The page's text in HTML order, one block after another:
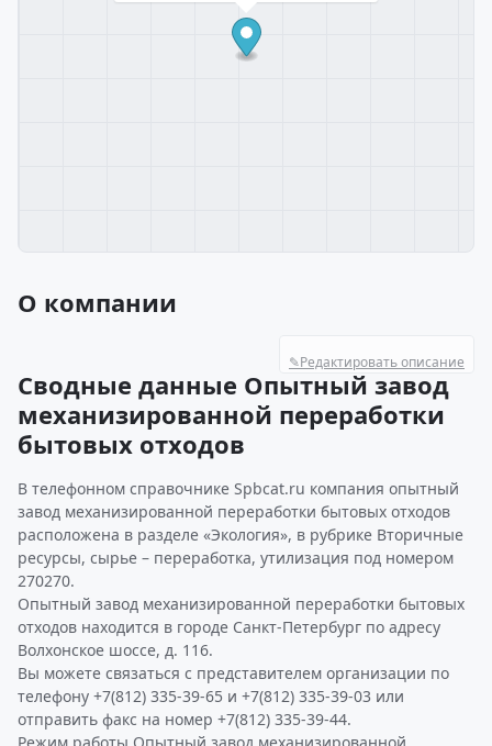
О компании
✎Редактировать описание
Сводные данные Опытный завод
механизированной переработки
бытовых отходов
В телефонном справочнике Spbcat.ru компания опытный
завод механизированной переработки бытовых отходов
расположена в разделе «Экология», в рубрике Вторичные
ресурсы, сырье – переработка, утилизация под номером
270270.
Опытный завод механизированной переработки бытовых
отходов находится в городе Санкт-Петербург по адресу
Волхонское шоссе, д. 116.
Вы можете связаться с представителем организации по
телефону +7(812) 335-39-65 и +7(812) 335-39-03 или
отправить факс на номер +7(812) 335-39-44.